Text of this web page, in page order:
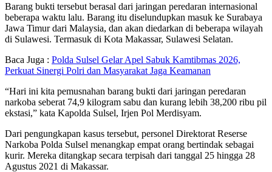
Barang bukti tersebut berasal dari jaringan peredaran internasional
beberapa waktu lalu. Barang itu diselundupkan masuk ke Surabaya
Jawa Timur dari Malaysia, dan akan diedarkan di beberapa wilayah
di Sulawesi. Termasuk di Kota Makassar, Sulawesi Selatan.
Baca Juga : Polda Sulsel Gelar Apel Sabuk Kamtibmas 2026,
Perkuat Sinergi Polri dan Masyarakat Jaga Keamanan
“Hari ini kita pemusnahan barang bukti dari jaringan peredaran
narkoba seberat 74,9 kilogram sabu dan kurang lebih 38,200 ribu pil
ekstasi,” kata Kapolda Sulsel, Irjen Pol Merdisyam.
Dari pengungkapan kasus tersebut, personel Direktorat Reserse
Narkoba Polda Sulsel menangkap empat orang bertindak sebagai
kurir. Mereka ditangkap secara terpisah dari tanggal 25 hingga 28
Agustus 2021 di Makassar.